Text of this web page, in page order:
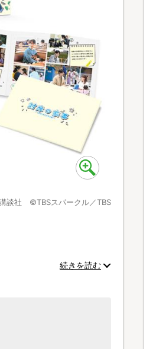
談社 ©TBSスパークル／TBS
続きを読む